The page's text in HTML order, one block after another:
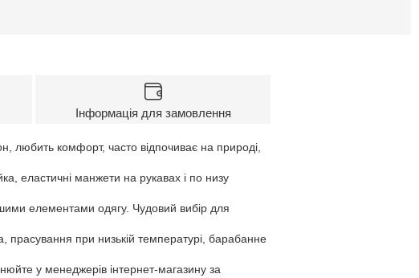
Інформація для замовлення
любить комфорт, часто відпочиває на природі,
еластичні манжети на рукавах і по низу
елементами одягу. Чудовий вибір для
прасування при низькій температурі, барабанне
у менеджерів інтернет-магазину за